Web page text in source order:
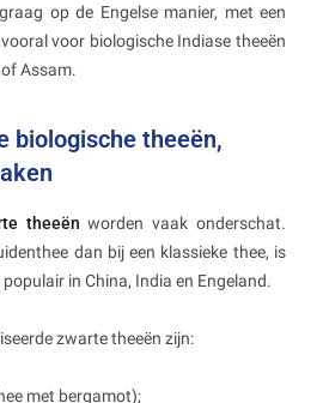
op de Engelse manier, met een
voor biologische Indiase theeën
Assam.
biologische theeën,
theeën worden vaak onderschat.
dan bij een klassieke thee, is
in China, India en Engeland.
zwarte theeën zijn:
met bergamot);